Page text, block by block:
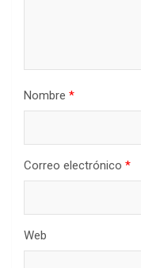
Nombre *
Correo electrónico *
Web